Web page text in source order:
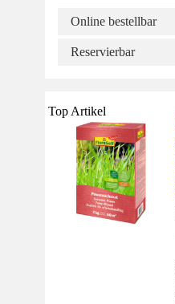
Online bestellbar
Reservierbar
Top Artikel